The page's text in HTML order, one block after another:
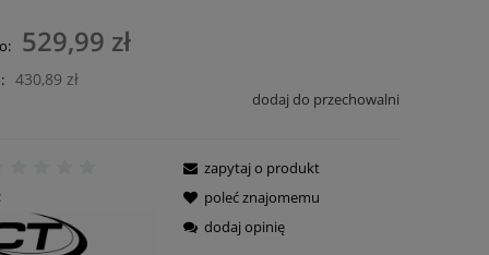
529,99 zł
430,89 zł
dodaj do przechowalni
zapytaj o produkt
poleć znajomemu
dodaj opinię